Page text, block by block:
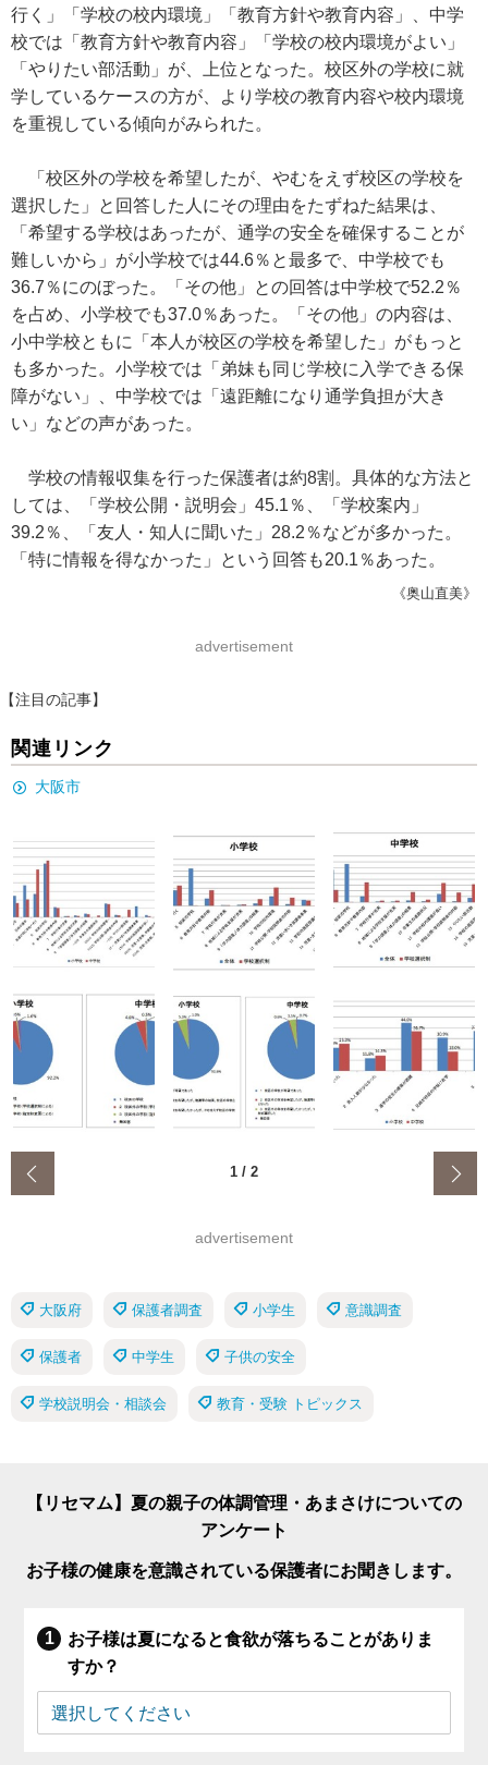
行く」「学校の校内環境」「教育方針や教育内容」、中学
校では「教育方針や教育内容」「学校の校内環境がよい」
「やりたい部活動」が、上位となった。校区外の学校に就
学しているケースの方が、より学校の教育内容や校内環境
を重視している傾向がみられた。
「校区外の学校を希望したが、やむをえず校区の学校を
選択した」と回答した人にその理由をたずねた結果は、
「希望する学校はあったが、通学の安全を確保することが
難しいから」が小学校では44.6％と最多で、中学校でも
36.7％にのぼった。「その他」との回答は中学校で52.2％
を占め、小学校でも37.0％あった。「その他」の内容は、
小中学校ともに「本人が校区の学校を希望した」がもっと
も多かった。小学校では「弟妹も同じ学校に入学できる保
障がない」、中学校では「遠距離になり通学負担が大き
い」などの声があった。
学校の情報収集を行った保護者は約8割。具体的な方法と
しては、「学校公開・説明会」45.1％、「学校案内」
39.2％、「友人・知人に聞いた」28.2％などが多かった。
「特に情報を得なかった」という回答も20.1％あった。
《奥山直美》
advertisement
【注目の記事】
関連リンク
大阪市
1 / 2
advertisement
大阪府 保護者調査 小学生 意識調査
保護者 中学生 子供の安全
学校説明会・相談会 教育・受験 トピックス
【リセマム】夏の親子の体調管理・あまさけについての
アンケート
お子様の健康を意識されている保護者にお聞きします。
お子様は夏になると食欲が落ちることがありま
すか？